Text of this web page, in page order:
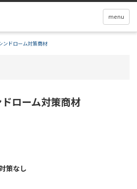
menu
ンドローム対策商材
ローム対策商材
策なし